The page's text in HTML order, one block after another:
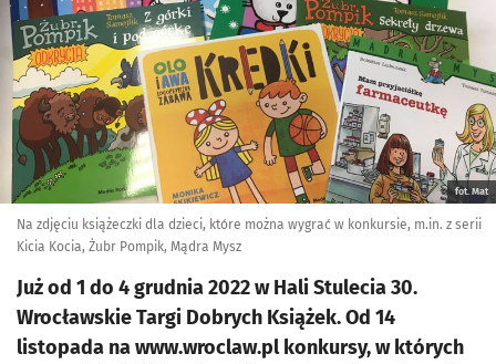
fot. Mat
Na zdjęciu książeczki dla dzieci, które można wygrać w konkursie, m.in. z serii
Kicia Kocia, Żubr Pompik, Mądra Mysz
Już od 1 do 4 grudnia 2022 w Hali Stulecia 30.
Wrocławskie Targi Dobrych Książek. Od 14
listopada na www.wroclaw.pl konkursy, w których